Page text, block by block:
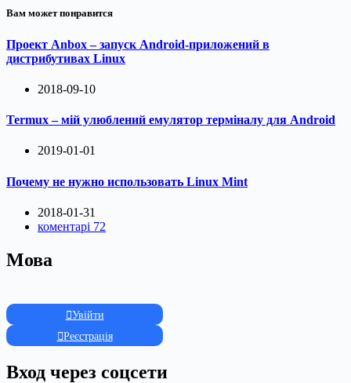
Вам может понравится
Проект Anbox – запуск Android-приложений в
дистрибутивах Linux
2018-09-10
Termux – мій улюблений емулятор терміналу для Android
2019-01-01
Почему не нужно использовать Linux Mint
2018-01-31
коментарі 72
Мова
Увійти
Реєстрація
Вход через соцсети